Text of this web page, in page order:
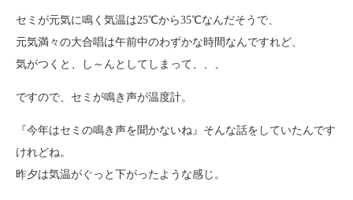
セミが元気に鳴く気温は25℃から35℃なんだそうで、
元気満々の大合唱は午前中のわずかな時間なんですれど、
気がつくと、し～んとしてしまって、、、
ですので、セミが鳴き声が温度計。
『今年はセミの鳴き声を聞かないね』そんな話をしていたんです
けれどね。
昨夕は気温がぐっと下がったような感じ。